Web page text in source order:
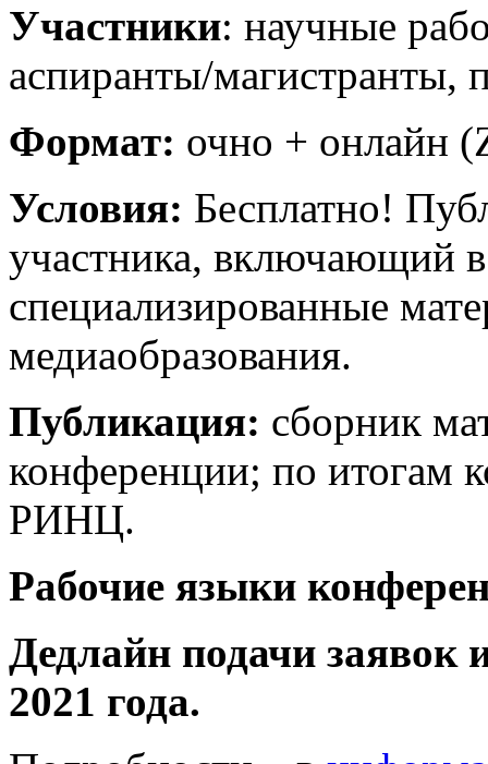
Участники: научные
аспиранты/магистранты,
Формат: очно + онлайн
Условия: Бесплатно!
участника, включающий
специализированные
медиаобразования.
Публикация: сборник
конференции; по
РИНЦ.
Рабочие языки
Дедлайн подачи заявок
2021 года.